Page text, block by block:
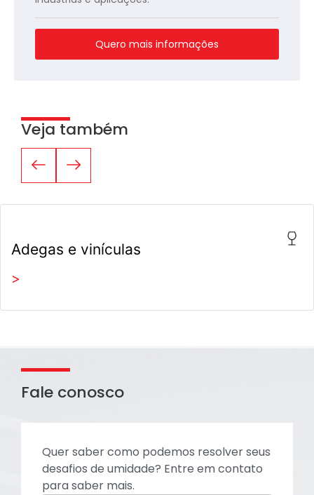
Quero mais informações
Veja também
Adegas e vinículas
>
Quer saber como podemos resolver seus
desafios de umidade? Entre em contato
para saber mais.
Fale conosco